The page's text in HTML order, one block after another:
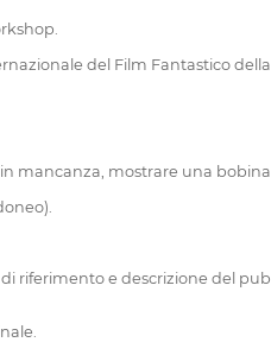
del Film Fantastico
mancanza, mostrare una
riferimento e descrizione del